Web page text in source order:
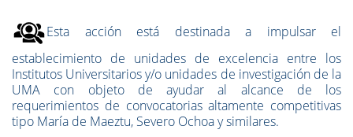
Esta acción está destinada a impulsar el
establecimiento de unidades de excelencia entre los
Institutos Universitarios y/o unidades de investigación de la
UMA con objeto de ayudar al alcance de los
requerimientos de convocatorias altamente competitivas
tipo María de Maeztu, Severo Ochoa y similares.